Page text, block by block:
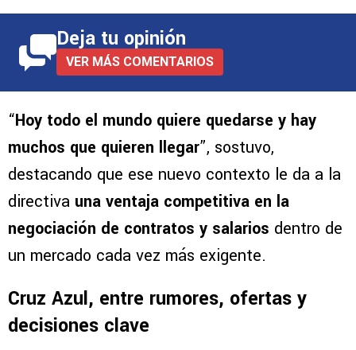
Deja tu opinión
VER MÁS COMENTARIOS
“Hoy todo el mundo quiere quedarse y hay
muchos que quieren llegar”, sostuvo,
destacando que ese nuevo contexto le da a la
directiva una ventaja competitiva en la
negociación de contratos y salarios dentro de
un mercado cada vez más exigente.
Cruz Azul, entre rumores, ofertas y
decisiones clave